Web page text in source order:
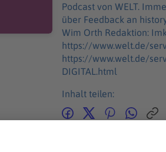
Podcast von WELT. Immer
über Feedback an history@welt.de. Produktion:
Wim Orth Redaktion: Imke
https://www.welt.de/
https://www.welt.de/
DIGITAL.html
Inhalt teilen: